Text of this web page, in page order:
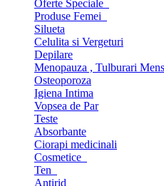
Oferte Speciale
Produse Femei
Silueta
Celulita si Vergeturi
Depilare
Menopauza , Tulburari
Osteoporoza
Igiena Intima
Vopsea de Par
Teste
Absorbante
Ciorapi medicinali
Cosmetice
Ten
Antirid